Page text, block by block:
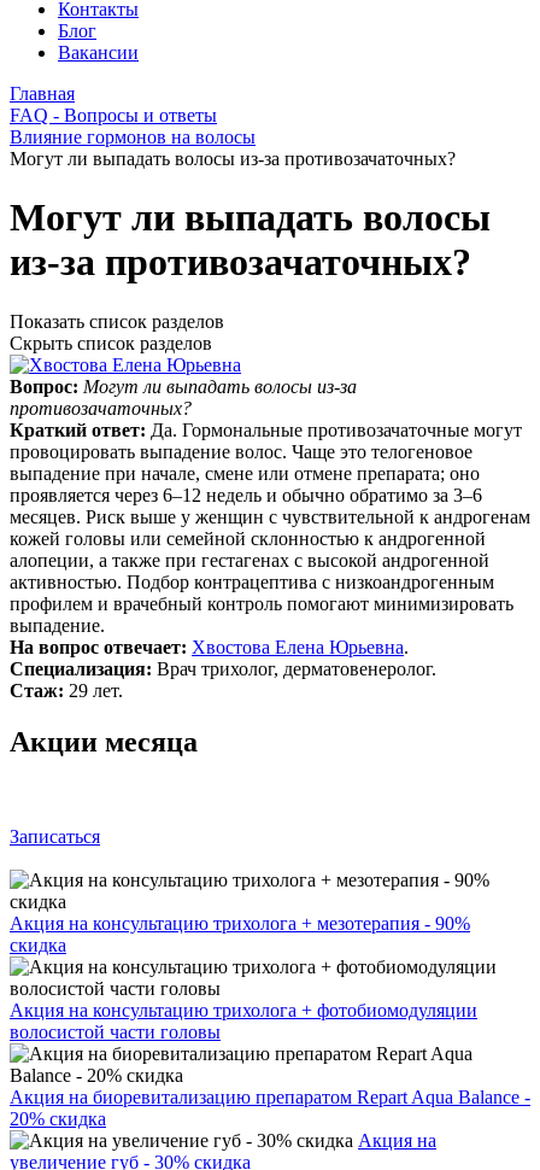
Контакты
Блог
Вакансии
Главная
FAQ - Вопросы и ответы
Влияние гормонов на волосы
Могут ли выпадать волосы из-за противозачаточных?
Могут ли выпадать волосы
из-за противозачаточных?
Показать список разделов
Скрыть список разделов
Вопрос: Могут ли выпадать волосы из-за
противозачаточных?
Краткий ответ: Да. Гормональные противозачаточные могут
провоцировать выпадение волос. Чаще это телогеновое
выпадение при начале, смене или отмене препарата; оно
проявляется через 6–12 недель и обычно обратимо за 3–6
месяцев. Риск выше у женщин с чувствительной к андрогенам
кожей головы или семейной склонностью к андрогенной
алопеции, а также при гестагенах с высокой андрогенной
активностью. Подбор контрацептива с низкоандрогенным
профилем и врачебный контроль помогают минимизировать
выпадение.
На вопрос отвечает: Хвостова Елена Юрьевна.
Специализация: Врач трихолог, дерматовенеролог.
Стаж: 29 лет.
Акции месяца
Записаться
Акция на консультацию трихолога + мезотерапия - 90%
скидка
Акция на консультацию трихолога + фотобиомодуляции
волосистой части головы
Акция на биоревитализацию препаратом Repart Aqua Balance -
20% скидка
Акция на
увеличение губ - 30% скидка